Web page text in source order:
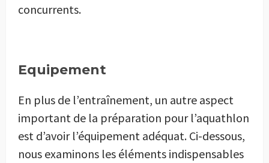
concurrents.
Equipement
En plus de l’entraînement, un autre aspect
important de la préparation pour l’aquathlon
est d’avoir l’équipement adéquat. Ci-dessous,
nous examinons les éléments indispensables